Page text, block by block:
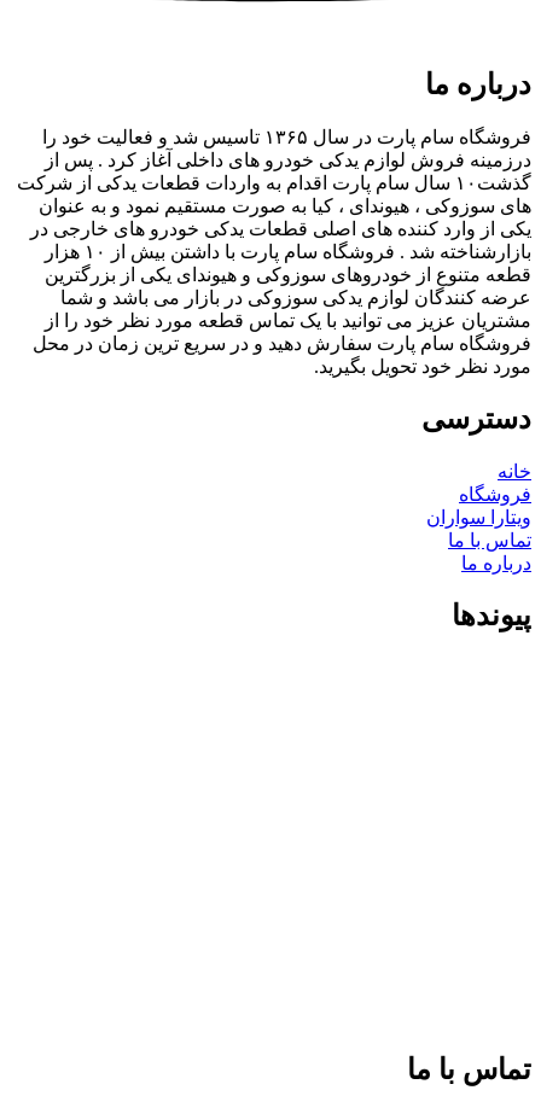
درباره ما
فروشگاه سام پارت در سال ۱۳۶۵ تاسیس شد و فعالیت خود را
درزمینه فروش لوازم یدکی خودرو های داخلی آغاز کرد . پس از
گذشت۱۰ سال سام پارت اقدام به واردات قطعات یدکی از شرکت
های سوزوکی ، هیوندای ، کیا به صورت مستقیم نمود و به عنوان
یکی از وارد کننده های اصلی قطعات یدکی خودرو های خارجی در
بازارشناخته شد . فروشگاه سام پارت با داشتن بیش از ۱۰ هزار
قطعه متنوع از خودروهای سوزوکی و هیوندای یکی از بزرگترین
عرضه کنندگان لوازم یدکی سوزوکی در بازار می باشد و شما
مشتریان عزیز می توانید با یک تماس قطعه مورد نظر خود را از
فروشگاه سام پارت سفارش دهید و در سریع ترین زمان در محل
مورد نظر خود تحویل بگیرید.
دسترسی
خانه
فروشگاه
ویتارا سواران
تماس با ما
درباره ما
پیوندها
تماس با ما